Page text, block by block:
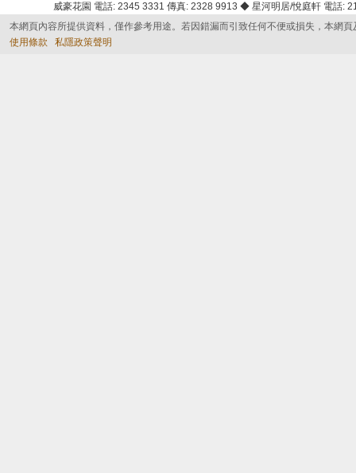
威豪花園 電話: 2345 3331 傳真: 2328 9913 ◆ 星河明居/悅庭軒 電話
本網頁內容所提供資料，僅作參考用途。若因錯漏而引致任何不便或損失，本網
使用條款
私隱政策聲明